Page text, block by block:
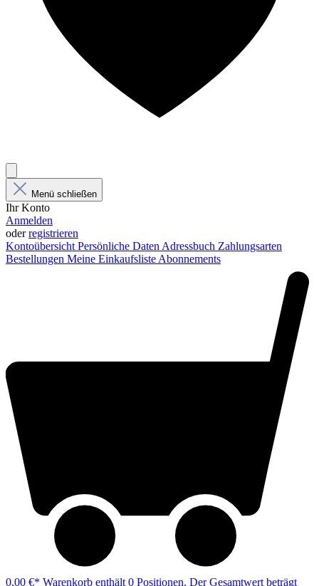
Menü schließen
Ihr Konto
Anmelden
oderregistrieren
Kontoübersicht Persönliche Daten Adressbuch Zahlungsarten
Bestellungen Meine Einkaufsliste Abonnements
0,00 €* Warenkorb enthält 0 Positionen. Der Gesamtwert beträgt